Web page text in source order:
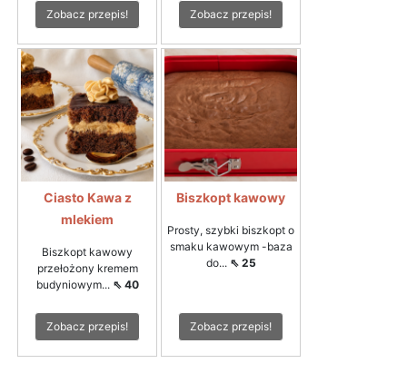
Zobacz przepis! Zobacz przepis!
Ciasto Kawa z
mlekiem
Biszkopt kawowy
przełożony kremem
budyniowym... ⇖ 40
Zobacz przepis!
Biszkopt kawowy
Prosty, szybki biszkopt o
smaku kawowym -baza
do... ⇖ 25
Zobacz przepis!